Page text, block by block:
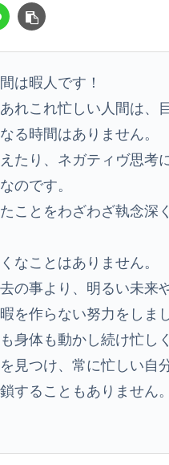
は暇人です！
れこれ忙しい人間は、
る時間はありません。
たり、ネガティヴ思考
のです。
ことをわざわざ執念深
なことはありません。
の事より、明るい未来
を作らない努力をしま
身体も動かし続け忙し
見つけ、常に忙しい自
することもありません。